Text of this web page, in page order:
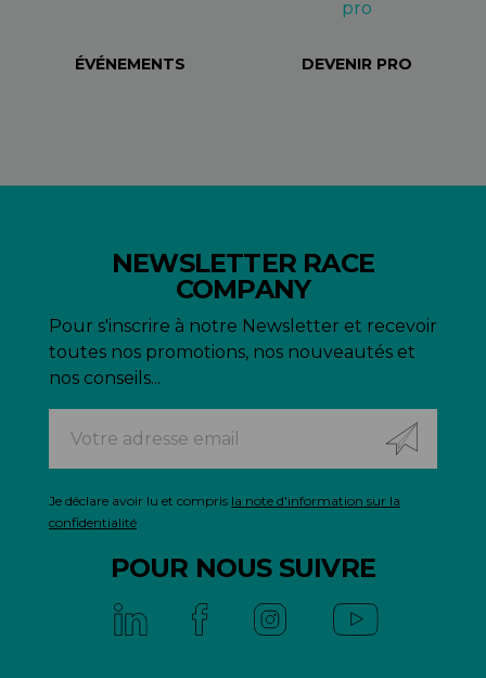
ÉVÉNEMENTS DEVENIR PRO
NEWSLETTER RACE
COMPANY
Pour s'inscrire à notre Newsletter et recevoir
toutes nos promotions, nos nouveautés et
nos conseils...
Je déclare avoir lu et compris la note d'information sur la
confidentialité
POUR NOUS SUIVRE